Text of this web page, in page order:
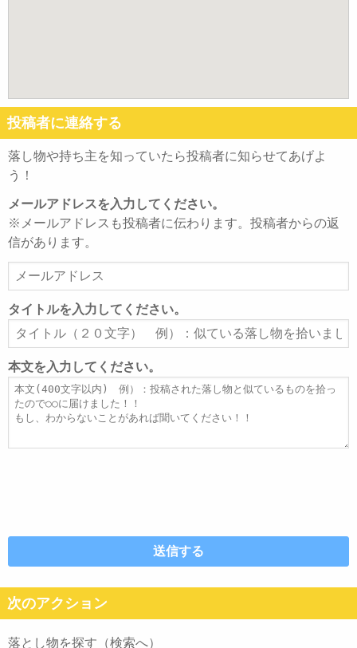
投稿者に連絡する
落し物や持ち主を知っていたら投稿者に知らせてあげよ
う！
メールアドレスを入力してください。
※メールアドレスも投稿者に伝わります。投稿者からの返
信があります。
ー
ル
ア
ド
レ
ス
タイトルを入力してください。
タ
イ
ト
ル
本文を入力してください。
本
文
次のアクション
落とし物を探す（検索へ）